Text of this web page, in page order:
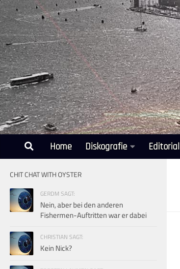
Unter dem Inhalt
Home Diskografie Editorial
CHIT CHAT WITH OYSTER
GERDM SAGT:
Nein, aber bei den anderen
Fishermen-Auftritten war er dabei
CHRISTIAN SAGT:
Kein Nick?